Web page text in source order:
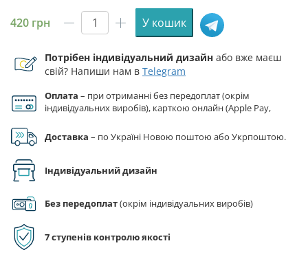
420 грн
Прапор
11
ОМПБр
мотопіхотної
камуфляж-
кількість
У кошик
Потрібен індивідуальний дизайн або вже маєш
свій? Напиши нам в Telegram
Оплата – при отриманні без передоплат (окрім
індивідуальних виробів), карткою онлайн (Apple Pay,
Доставка – по Україні Новою поштою або Укрпоштою.
Індивідуальний дизайн
Без передоплат(окрім індивідуальних виробів)
7 ступенів контролю якості